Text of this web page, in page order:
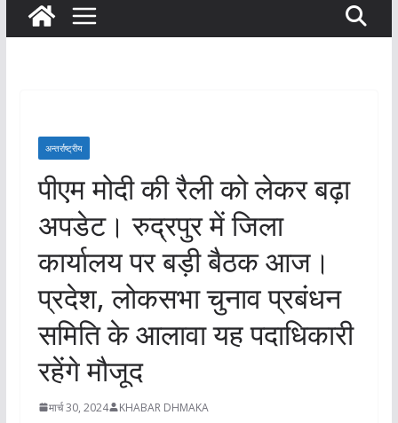
अन्तर्राष्ट्रीय
पीएम मोदी की रैली को लेकर बढ़ा
अपडेट। रुद्रपुर में जिला
कार्यालय पर बड़ी बैठक आज।
प्रदेश, लोकसभा चुनाव प्रबंधन
समिति के आलावा यह पदाधिकारी
रहेंगे मौजूद
मार्च 30, 2024 KHABAR DHMAKA